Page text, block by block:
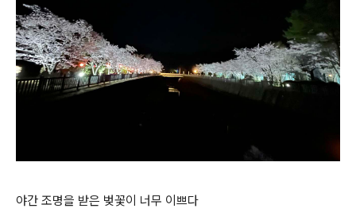
야간 조명을 받은 벚꽃이 너무 이쁘다